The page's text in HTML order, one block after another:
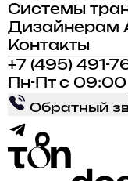
Системы
Дизайнерам
Контакты
+7 (495) 491-
Пн-Пт с
Обратный